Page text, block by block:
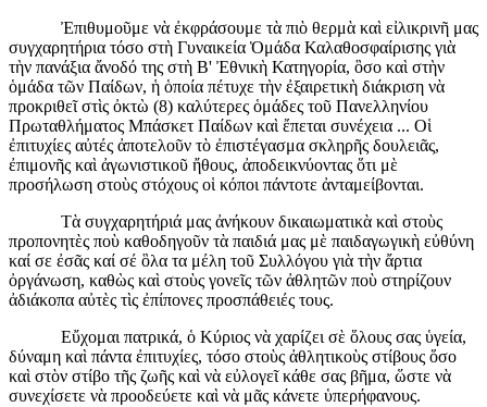
Ἐπιθυμοῦμε νὰ ἐκφράσουμε τὰ πιὸ θερμὰ καὶ εἰλικρινῆ μας
συγχαρητήρια τόσο στὴ Γυναικεία Ὁμάδα Καλαθοσφαίρισης γιὰ
τὴν πανάξια ἄνοδό της στὴ Β' Ἐθνικὴ Κατηγορία, ὃσο καὶ στὴν
ὁμάδα τῶν Παίδων, ἡ ὁποία πέτυχε τὴν ἐξαιρετικὴ διάκριση νὰ
προκριθεῖ στὶς ὀκτὼ (8) καλύτερες ὁμάδες τοῦ Πανελληνίου
Πρωταθλήματος Μπάσκετ Παίδων καὶ ἔπεται συνέχεια ... Οἱ
ἐπιτυχίες αὐτές ἀποτελοῦν τὸ ἐπιστέγασμα σκληρῆς δουλειᾶς,
ἐπιμονῆς καὶ ἀγωνιστικοῦ ἤθους, ἀποδεικνύοντας ὅτι μὲ
προσήλωση στοὺς στόχους οἱ κόποι πάντοτε ἀνταμείβονται.
Τὰ συγχαρητήριά μας ἀνήκουν δικαιωματικὰ καὶ στοὺς
προπονητὲς ποὺ καθοδηγοῦν τὰ παιδιά μας μὲ παιδαγωγικὴ εὐθύνη
καί σε ἐσᾶς καί σέ ὃλα τα μέλη τοῦ Συλλόγου γιὰ τὴν ἄρτια
ὀργάνωση, καθὼς καὶ στοὺς γονεῖς τῶν ἀθλητῶν ποὺ στηρίζουν
ἀδιάκοπα αὐτὲς τὶς ἐπίπονες προσπάθειές τους.
Εὔχομαι πατρικά, ὁ Κύριος νὰ χαρίζει σὲ ὅλους σας ὑγεία,
δύναμη καὶ πάντα ἐπιτυχίες, τόσο στοὺς ἀθλητικοὺς στίβους ὅσο
καὶ στὸν στίβο τῆς ζωῆς καὶ νὰ εὐλογεῖ κάθε σας βῆμα, ὥστε νὰ
συνεχίσετε νὰ προοδεύετε καὶ νὰ μᾶς κάνετε ὑπερήφανους.